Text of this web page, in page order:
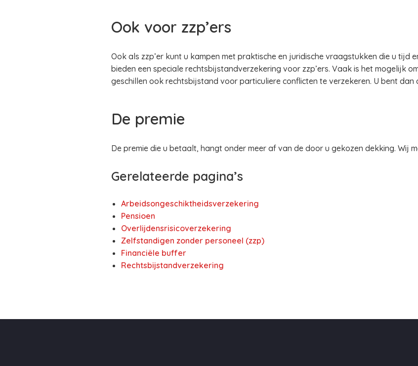
Ook voor zzp’ers
Ook als zzp’er kunt u kampen met praktische en juridische vraagstukken die u tijd
bieden een speciale rechtsbijstandverzekering voor zzp’ers. Vaak is het mogelijk
geschillen ook rechtsbijstand voor particuliere conflicten te verzekeren. U bent
De premie
De premie die u betaalt, hangt onder meer af van de door u gekozen dekking. Wij
Gerelateerde pagina’s
Arbeidsongeschiktheidsverzekering
Pensioen
Overlijdensrisicoverzekering
Zelfstandigen zonder personeel (zzp)
Financiële buffer
Rechtsbijstandverzekering